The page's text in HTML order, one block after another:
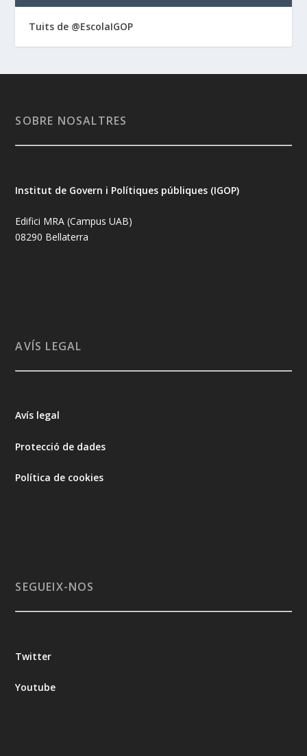
Tuits de @EscolaIGOP
SOBRE NOSALTRES
Institut de Govern i Polítiques públiques (IGOP)
Edifici MRA (Campus UAB)
08290 Bellaterra
AVÍS LEGAL
Avís legal
Protecció de dades
Política de cookies
SEGUEIX-NOS
Twitter
Youtube